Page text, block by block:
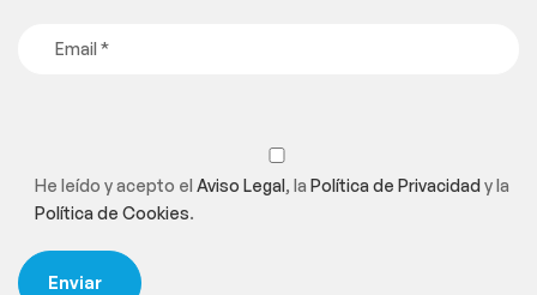
He leído y acepto el Aviso Legal, la Política de Privacidady la
Política de Cookies.